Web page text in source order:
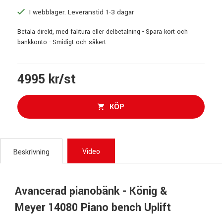
I webblager. Leveranstid 1-3 dagar
Betala direkt, med faktura eller delbetalning - Spara kort och
bankkonto - Smidigt och säkert
4995 kr/st
KÖP
Beskrivning Video
Avancerad pianobänk - König &
Meyer 14080 Piano bench Uplift